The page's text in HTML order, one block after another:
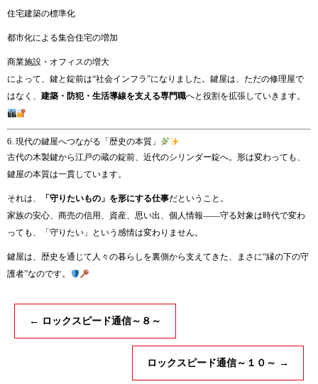
住宅建築の標準化
都市化による集合住宅の増加
商業施設・オフィスの増大
によって、鍵と錠前は“社会インフラ”になりました。鍵屋は、ただの修理屋で
はなく、 建築・防犯・生活導線を支える専門職へと役割を拡張していきます。
6. 現代の鍵屋へつながる「歴史の本質」
古代の木製鍵から江戸の蔵の錠前、近代のシリンダー錠へ。形は変わっても、
鍵屋の本質は一貫しています。
それは、 「守りたいもの」を形にする仕事だということ。
家族の安心、商売の信用、資産、思い出、個人情報――守る対象は時代で変わ
っても、「守りたい」という感情は変わりません。
鍵屋は、歴史を通じて人々の暮らしを裏側から支えてきた、まさに“縁の下の守
護者”なのです。
← ロックスピード通信～８～
ロックスピード通信～１０～ →